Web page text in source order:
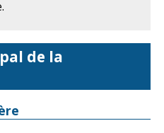
de la